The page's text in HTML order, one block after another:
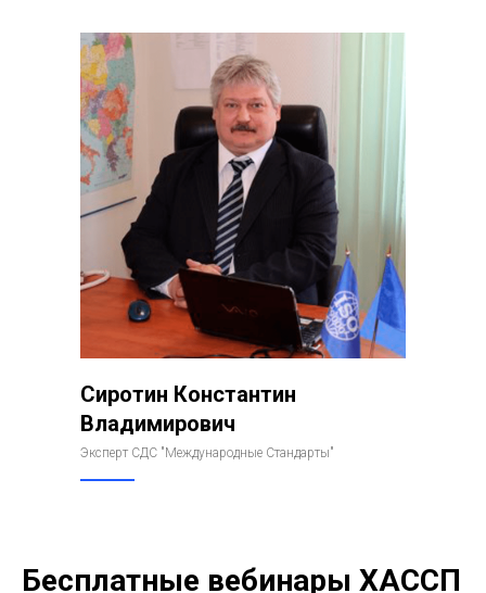
Сиротин Константин
Владимирович
Эксперт СДС "Международные Стандарты"
Бесплатные вебинары ХАССП